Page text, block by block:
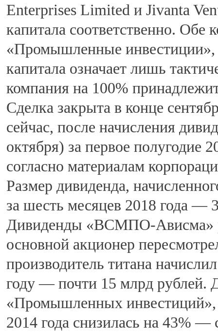
Enterprises Limited и Jivanta
капитала соответственно.
«Промышленные инвестиции»,
капитала означает лишь
компания на 100%
Сделка закрыта в конце
сейчас, после начисления
октября) за первое полугодие
согласно материалам
Размер дивиденда,
за шесть месяцев 2018 года —
Дивиденды «ВСМПО-Ависма»
основной акционер
производитель титана
году — почти 15 млрд рублей.
«Промышленных
2014 года снизилась на 43%